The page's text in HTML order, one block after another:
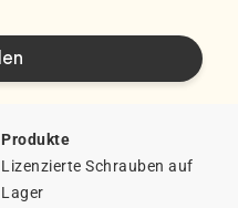
Produkte
Lizenzierte Schrauben auf
Lager